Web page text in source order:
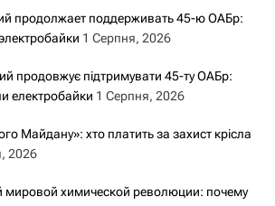
продолжает поддерживать 45-ю ОАБр:
1 Серпня, 2026
продовжує підтримувати 45-ту ОАБр:
електробайки 1 Серпня, 2026
Майдану»: хто платить за захист крісла
2026
мировой химической революции: почему